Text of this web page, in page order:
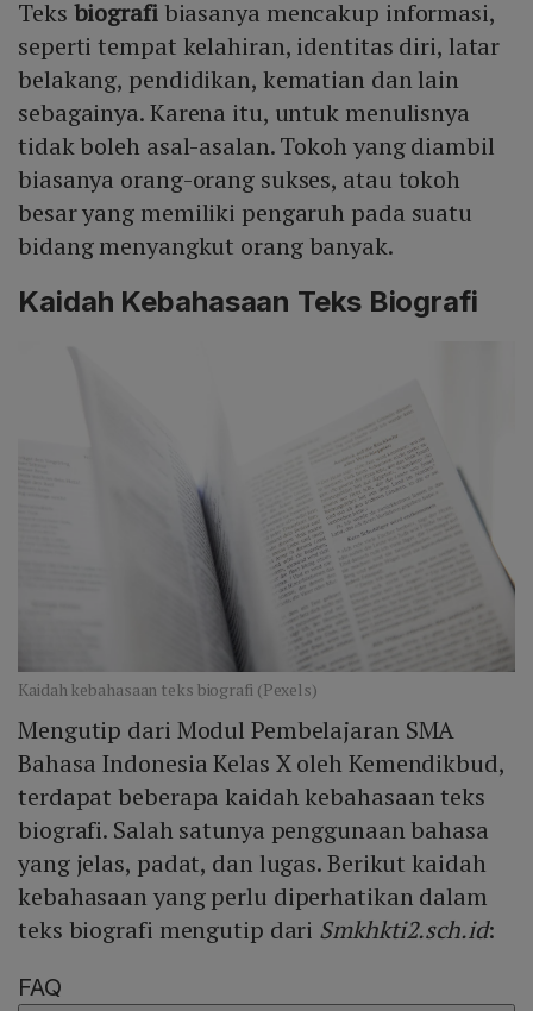
Mute
Teks biografibiasanya mencakup informasi,
seperti tempat kelahiran, identitas diri, latar
belakang, pendidikan, kematian dan lain
sebagainya. Karena itu, untuk menulisnya
tidak boleh asal-asalan. Tokoh yang diambil
biasanya orang-orang sukses, atau tokoh
besar yang memiliki pengaruh pada suatu
bidang menyangkut orang banyak.
Kaidah Kebahasaan Teks Biografi
Kaidah kebahasaan teks biografi (Pexels)
Mengutip dari Modul Pembelajaran SMA
Bahasa Indonesia Kelas X oleh Kemendikbud,
terdapat beberapa kaidah kebahasaan teks
biografi. Salah satunya penggunaan bahasa
yang jelas, padat, dan lugas. Berikut kaidah
kebahasaan yang perlu diperhatikan dalam
teks biografi mengutip dari Smkhkti2.sch.id:
FAQ